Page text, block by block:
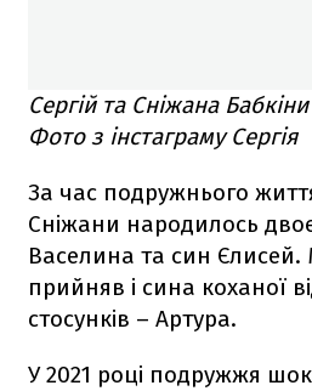
Сергій та Сніжана
Фото з інстаграму Сергія
За час подружнього
Сніжани народилось
Васелина та син
прийняв і сина коханої
стосунків – Артура.
У 2021 році подружжя